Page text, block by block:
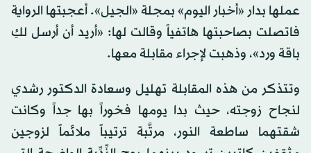
عملها بدار «أخبار اليوم» بمجلة «الجيل». أعجبتها الرواية
فاتصلت بصاحبتها هاتفياً وقالت لها: «أريد أن أرسل لكِ
باقة ورد»، وذهبت لإجراء مقابلة معها.
وتتذكر من هذه المقابلة تهليل وسعادة الدكتور رشدي
لنجاح زوجته، حيث بدا يومها فخوراً بها جداً وكانت
شقتهما ساطعة النور، مرتَّبة ترتيباً ملائماً لزوجين